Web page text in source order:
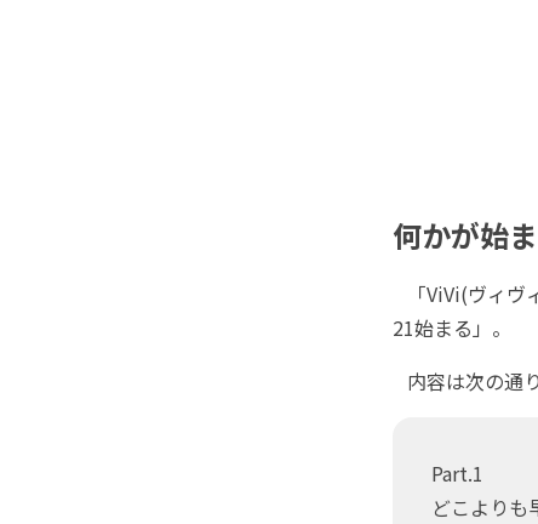
何かが始
「ViVi(ヴィヴ
21始まる」。
内容は次の通り
Part.1
どこよりも